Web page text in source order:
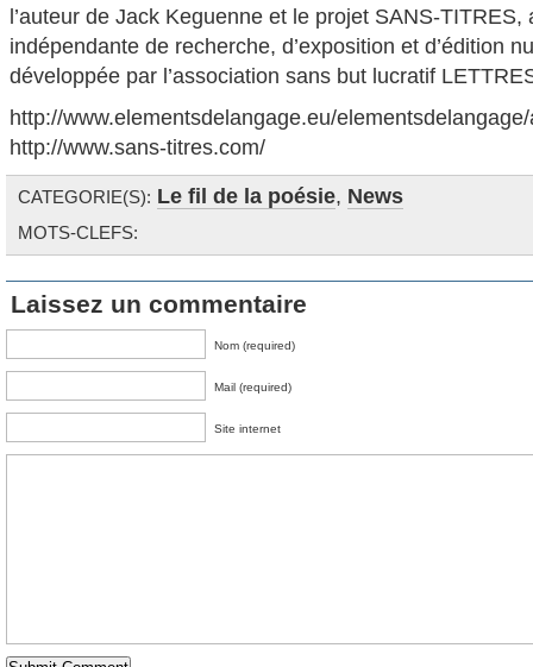
l’auteur de Jack Keguenne et le projet SANS-TITRES,
indépendante de recherche, d’exposition et d’édition
développée par l’association sans but lucratif
http://www.elementsdelangage.eu/
http://www.sans-titres.com/
CATEGORIE(S): Le fil de la poésie, News
MOTS-CLEFS:
Laissez un commentaire
Nom (required)
Mail (required)
Site internet